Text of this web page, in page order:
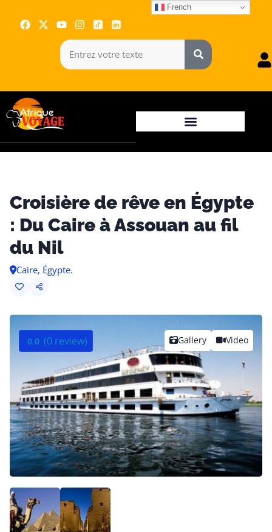
Croisière de rêve en Égypte
: Du Caire à Assouan au fil
du Nil
Caire, Égypte.
Gallery Video
0.0 (0 review)
French